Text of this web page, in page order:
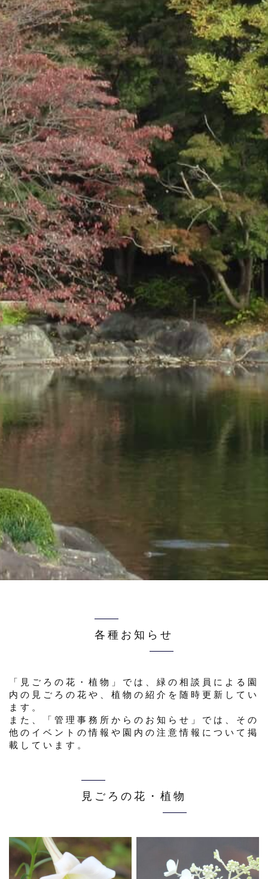
各種お知らせ
「見ごろの花・植物」では、緑の相談員による園
内の見ごろの花や、植物の紹介を随時更新してい
ます。
また、「管理事務所からのお知らせ」では、その
他のイベントの情報や園内の注意情報について掲
載しています。
見ごろの花・植物